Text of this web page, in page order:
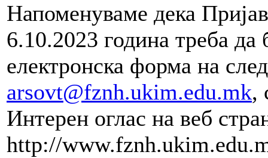
Напоменуваме дека
6.10.2023 година треба да
електронска форма на
arsovt@fznh.ukim.edu.mk,
Интерен оглас на веб
http://